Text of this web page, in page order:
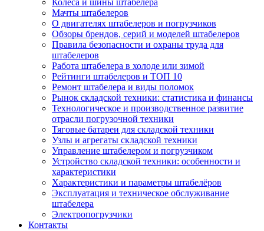
Колёса и шины штабелера
Мачты штабелеров
О двигателях штабелеров и погрузчиков
Обзоры брендов, серий и моделей штабелеров
Правила безопасности и охраны труда для
штабелеров
Работа штабелера в холоде или зимой
Рейтинги штабелеров и ТОП 10
Ремонт штабелера и виды поломок
Рынок складской техники: статистика и финансы
Технологическое и производственное развитие
отрасли погрузочной техники
Тяговые батареи для складской техники
Узлы и агрегаты складской техники
Управление штабелером и погрузчиком
Устройство складской техники: особенности и
характеристики
Характеристики и параметры штабелёров
Эксплуатация и техническое обслуживание
штабелера
Электропогрузчики
Контакты